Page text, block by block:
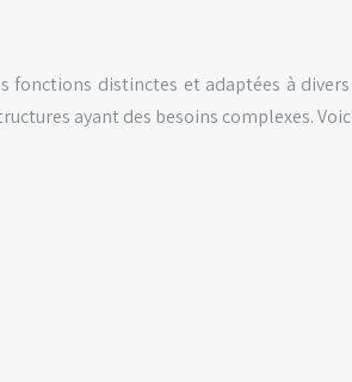
distinctes et adaptées à
ayant des besoins complexes.